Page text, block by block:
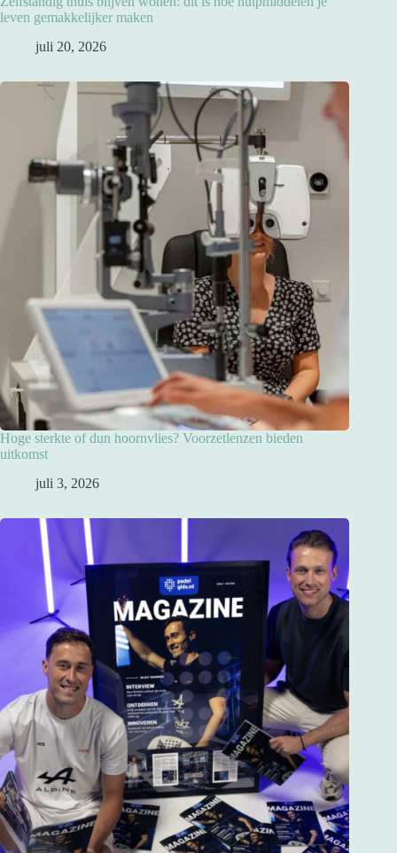
leven gemakkelijker maken
juli 20, 2026
Hoge sterkte of dun hoornvlies? Voorzetlenzen bieden
uitkomst
juli 3, 2026